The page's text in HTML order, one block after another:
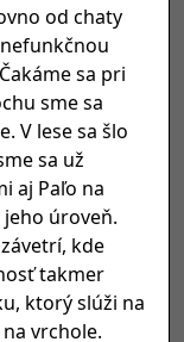
od chaty
sa pri
sme sa
V lese sa šlo
sa už
aj Paľo na
úroveň.
kde
takmer
ktorý slúži na
vrchole.